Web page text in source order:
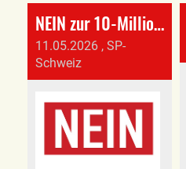
NEIN zur 10-Millionen-Initiative
11.05.2026 , SP-
Schweiz